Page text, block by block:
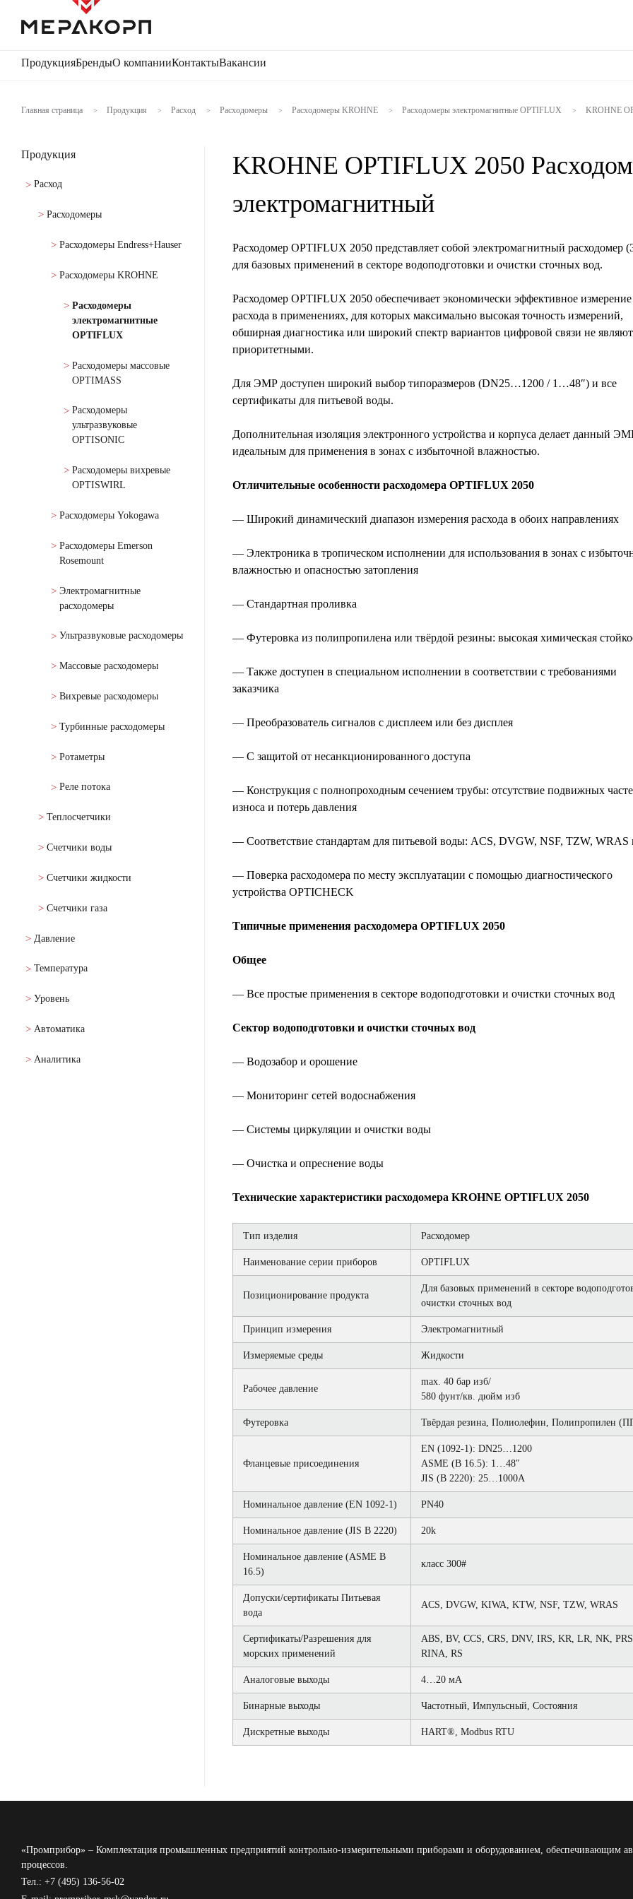
ПродукцияБрендыО компанииКонтактыВакансии
Главная страница > Продукция > Расход > Расходомеры > Расходомеры KROHNE > Расходомеры электромагнитные OPTIFLUX > KROHNE
Продукция
Расход
Расходомеры
Расходомеры Endress+Hauser
Расходомеры KROHNE
Расходомеры
электромагнитные
OPTIFLUX
Расходомеры массовые
OPTIMASS
Расходомеры
ультразвуковые
OPTISONIC
Расходомеры вихревые
OPTISWIRL
Расходомеры Yokogawa
Расходомеры Emerson
Rosemount
Электромагнитные
расходомеры
Ультразвуковые расходомеры
Массовые расходомеры
Вихревые расходомеры
Турбинные расходомеры
Ротаметры
Реле потока
Теплосчетчики
Счетчики воды
Счетчики жидкости
Счетчики газа
Давление
Температура
Уровень
Автоматика
Аналитика
KROHNE OPTIFLUX 2050
электромагнитный
Расходомер OPTIFLUX 2050 представляет собой электромагнитный расходомер
для базовых применений в секторе водоподготовки и очистки сточных вод.
Расходомер OPTIFLUX 2050 обеспечивает экономически эффективное измерение
расхода в применениях, для которых максимально высокая точность измерений,
обширная диагностика или широкий спектр вариантов цифровой связи не
приоритетными.
Для ЭМР доступен широкий выбор типоразмеров (DN25…1200 / 1…48″) и все
сертификаты для питьевой воды.
Дополнительная изоляция электронного устройства и корпуса делает данный
идеальным для применения в зонах с избыточной влажностью.
Отличительные особенности расходомера OPTIFLUX 2050
— Широкий динамический диапазон измерения расхода в обоих направлениях
— Электроника в тропическом исполнении для использования в зонах с
влажностью и опасностью затопления
— Стандартная проливка
— Футеровка из полипропилена или твёрдой резины: высокая химическая
— Также доступен в специальном исполнении в соответствии с требованиями
заказчика
— Преобразователь сигналов с дисплеем или без дисплея
— С защитой от несанкционированного доступа
— Конструкция с полнопроходным сечением трубы: отсутствие подвижных
износа и потерь давления
— Соответствие стандартам для питьевой воды: ACS, DVGW, NSF, TZW, WRAS
— Поверка расходомера по месту эксплуатации с помощью диагностического
устройства OPTICHECK
Типичные применения расходомера OPTIFLUX 2050
Общее
— Все простые применения в секторе водоподготовки и очистки сточных вод
Сектор водоподготовки и очистки сточных вод
— Водозабор и орошение
— Мониторинг сетей водоснабжения
— Системы циркуляции и очистки воды
— Очистка и опреснение воды
Технические характеристики расходомера KROHNE OPTIFLUX 2050
Тип изделия Расходомер
Наименование серии приборов OPTIFLUX
Позиционирование продукта
Для базовых применений в секторе
очистки сточных вод
Принцип измерения Электромагнитный
Измеряемые среды Жидкости
Рабочее давление
max. 40 бар изб/
580 фунт/кв. дюйм изб
Футеровка Твёрдая резина, Полиолефин, Полипропилен
Фланцевые присоединения
EN (1092-1): DN25…1200
ASME (B 16.5): 1…48″
JIS (B 2220): 25…1000A
Номинальное давление (EN 1092-1) PN40
Номинальное давление (JIS B 2220) 20k
Номинальное давление (ASME B
16.5)
класс 300#
Допуски/сертификаты Питьевая
вода
ACS, DVGW, KIWA, KTW, NSF, TZW, WRAS
Сертификаты/Разрешения для
морских применений
ABS, BV, CCS, CRS, DNV, IRS, KR, LR, NK,
RINA, RS
Аналоговые выходы 4…20 мА
Бинарные выходы Частотный, Импульсный, Cостояния
Дискретные выходы HART®, Modbus RTU
«Промприбор» – Комплектация промышленных предприятий контрольно-измерительными приборами и оборудованием, обеспечивающим
процессов.
Тел.: +7 (495) 136-56-02